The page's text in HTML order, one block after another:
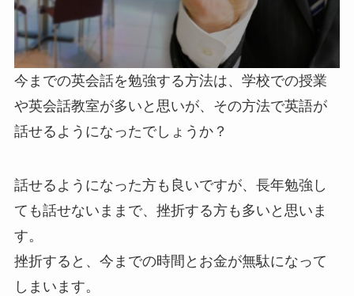
今までの英会話を勉強する方法は、学校での授業
や英会話教室が多いと思いが、その方法で英語が
話せるようになったでしょうか？
話せるようになった方も良いですが、長年勉強し
ても話せないままで、挫折する方も多いと思いま
す。
挫折すると、今までの時間とお金が無駄になって
しまいます。